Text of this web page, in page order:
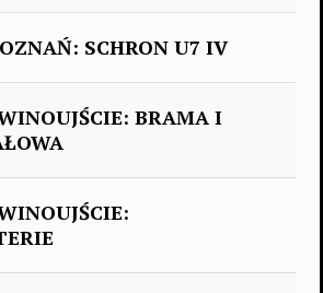
SCHRON U7 IV
BRAMA I